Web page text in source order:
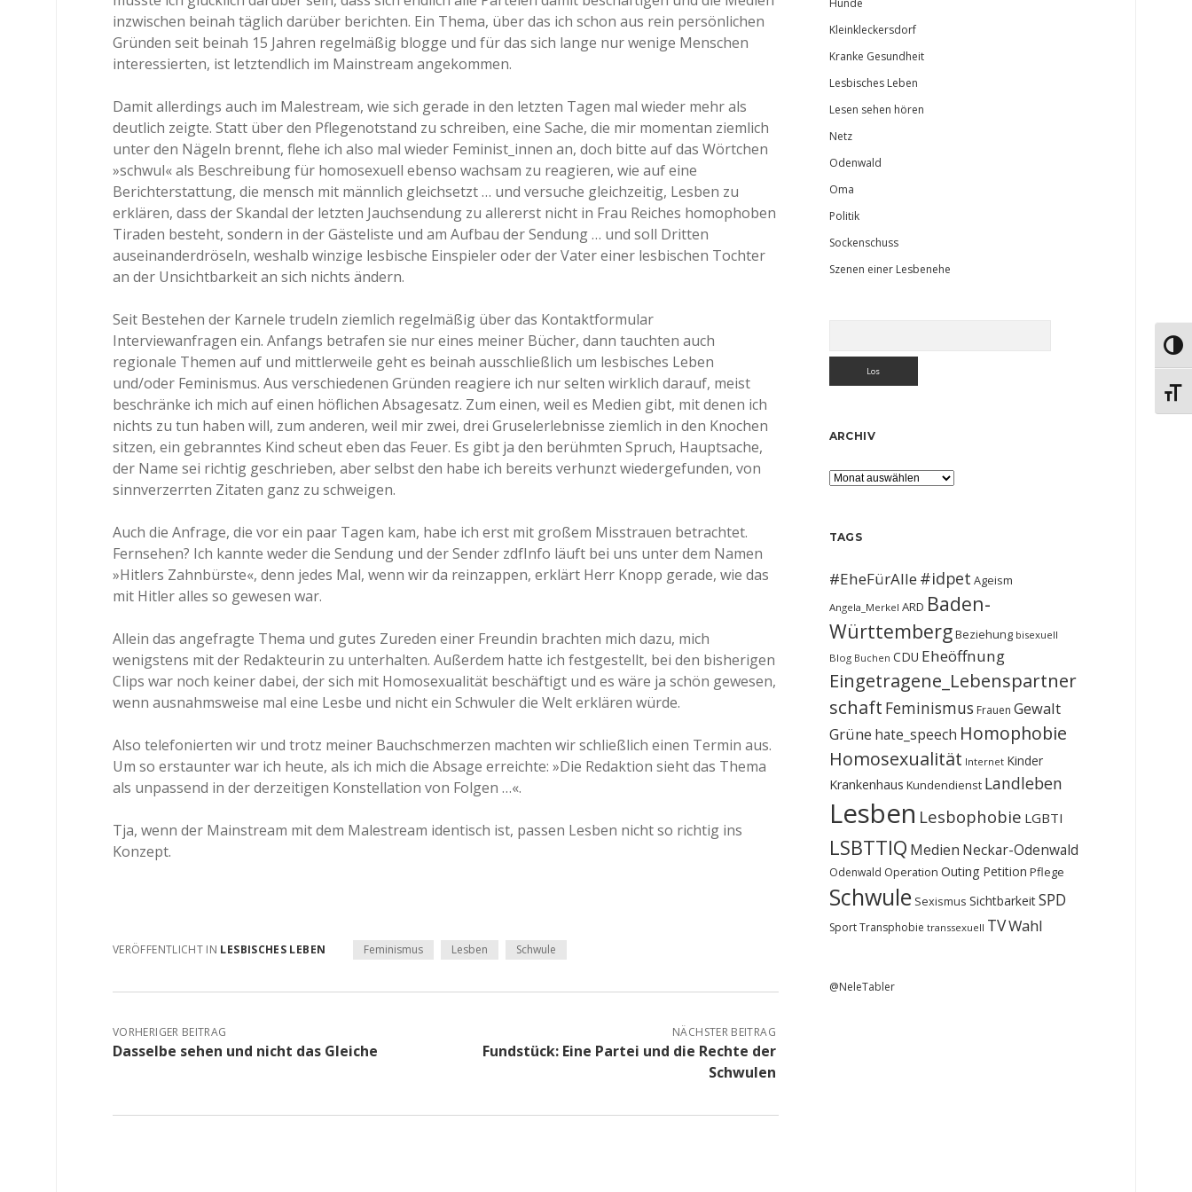
inzwischen beinah täglich darüber berichten. Ein Thema, über das ich schon aus rein persönlichen
Gründen seit beinah 15 Jahren regelmäßig blogge und für das sich lange nur wenige Menschen
interessierten, ist letztendlich im Mainstream angekommen.
Damit allerdings auch im Malestream, wie sich gerade in den letzten Tagen mal wieder mehr als
deutlich zeigte. Statt über den Pflegenotstand zu schreiben, eine Sache, die mir momentan ziemlich
unter den Nägeln brennt, flehe ich also mal wieder Feminist_innen an, doch bitte auf das Wörtchen
»schwul« als Beschreibung für homosexuell ebenso wachsam zu reagieren, wie auf eine
Berichterstattung, die mensch mit männlich gleichsetzt … und versuche gleichzeitig, Lesben zu
erklären, dass der Skandal der letzten Jauchsendung zu allererst nicht in Frau Reiches homophoben
Tiraden besteht, sondern in der Gästeliste und am Aufbau der Sendung … und soll Dritten
auseinanderdröseln, weshalb winzige lesbische Einspieler oder der Vater einer lesbischen Tochter
an der Unsichtbarkeit an sich nichts ändern.
Seit Bestehen der Karnele trudeln ziemlich regelmäßig über das Kontaktformular
Interviewanfragen ein. Anfangs betrafen sie nur eines meiner Bücher, dann tauchten auch
regionale Themen auf und mittlerweile geht es beinah ausschließlich um lesbisches Leben
und/oder Feminismus. Aus verschiedenen Gründen reagiere ich nur selten wirklich darauf, meist
beschränke ich mich auf einen höflichen Absagesatz. Zum einen, weil es Medien gibt, mit denen ich
nichts zu tun haben will, zum anderen, weil mir zwei, drei Gruselerlebnisse ziemlich in den Knochen
sitzen, ein gebranntes Kind scheut eben das Feuer. Es gibt ja den berühmten Spruch, Hauptsache,
der Name sei richtig geschrieben, aber selbst den habe ich bereits verhunzt wiedergefunden, von
sinnverzerrten Zitaten ganz zu schweigen.
Auch die Anfrage, die vor ein paar Tagen kam, habe ich erst mit großem Misstrauen betrachtet.
Fernsehen? Ich kannte weder die Sendung und der Sender zdfInfo läuft bei uns unter dem Namen
»Hitlers Zahnbürste«, denn jedes Mal, wenn wir da reinzappen, erklärt Herr Knopp gerade, wie das
mit Hitler alles so gewesen war.
Allein das angefragte Thema und gutes Zureden einer Freundin brachten mich dazu, mich
wenigstens mit der Redakteurin zu unterhalten. Außerdem hatte ich festgestellt, bei den bisherigen
Clips war noch keiner dabei, der sich mit Homosexualität beschäftigt und es wäre ja schön gewesen,
wenn ausnahmsweise mal eine Lesbe und nicht ein Schwuler die Welt erklären würde.
Also telefonierten wir und trotz meiner Bauchschmerzen machten wir schließlich einen Termin aus.
Um so erstaunter war ich heute, als ich mich die Absage erreichte: »Die Redaktion sieht das Thema
als unpassend in der derzeitigen Konstellation von Folgen …«.
Tja, wenn der Mainstream mit dem Malestream identisch ist, passen Lesben nicht so richtig ins
Konzept.
VERÖFFENTLICHT IN LESBISCHES LEBEN Feminismus Lesben Schwule
VORHERIGER BEITRAG
Dasselbe sehen und nicht das Gleiche
NÄCHSTER BEITRAG
Fundstück: Eine Partei und die Rechte der
Schwulen
Hunde
Kleinkleckersdorf
Kranke Gesundheit
Lesbisches Leben
Lesen sehen hören
Netz
Odenwald
Oma
Politik
Sockenschuss
Szenen einer Lesbenehe
ARCHIV
Archiv
TAGS
#EheFürAlle#idpet Ageism
Angela_Merkel ARD Baden-
WürttembergBeziehung bisexuell
Blog Buchen CDU Eheöffnung
Eingetragene_Lebenspartner
schaft Feminismus Frauen Gewalt
Grüne hate_speech Homophobie
Homosexualität Internet Kinder
Krankenhaus Kundendienst Landleben
Lesben Lesbophobie LGBTI
LSBTTIQ Medien Neckar-Odenwald
Odenwald Operation Outing Petition Pflege
Schwule Sexismus SichtbarkeitSPD
SportTransphobie transsexuell TVWahl
@NeleTabler